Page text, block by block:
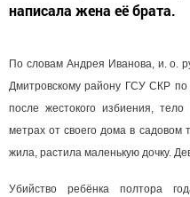
написала жена её брата.
По словам Андрея Иванова, и. о.
Дмитровскому району ГСУ СКР по
после жестокого избиения,
метрах от своего дома в садовом
жила, растила маленькую дочку.
Убийство ребёнка полтора